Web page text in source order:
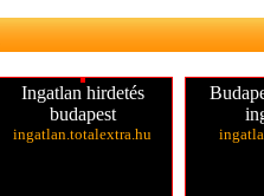
Ingatlan hirdetés
budapest
ingatlan.totalextra.hu